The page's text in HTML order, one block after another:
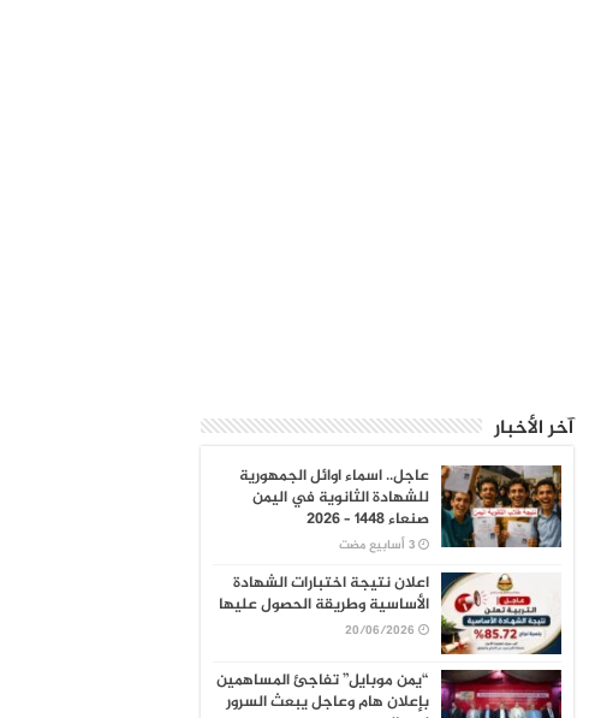
آخر الأخبار
عاجل.. اسماء اوائل الجمهورية
للشهادة الثانوية في اليمن
صنعاء 1448 – 2026
اعلان نتيجة اختبارات الشهادة
الأساسية وطريقة الحصول عليها
20/06/2026
“يمن موبايل” تفاجئ المساهمين
بإعلان هام وعاجل يبعث السرور